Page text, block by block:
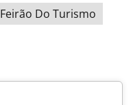
Feirão Do Turismo